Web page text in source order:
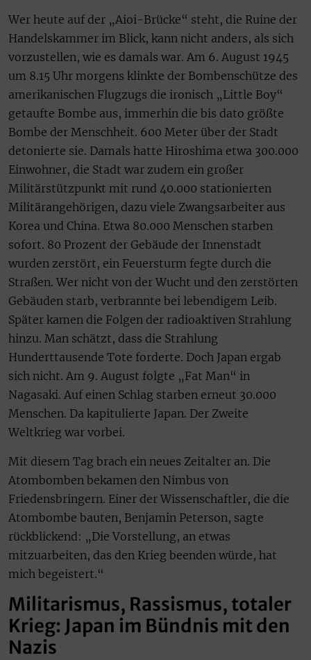
Wer heute auf der „Aioi-Brücke“ steht, die Ruine der
Handelskammer im Blick, kann nicht anders, als sich
vorzustellen, wie es damals war. Am 6. August 1945
um 8.15 Uhr morgens klinkte der Bombenschütze des
amerikanischen Flugzugs die ironisch „Little Boy“
getaufte Bombe aus, immerhin die bis dato größte
Bombe der Menschheit. 600 Meter über der Stadt
detonierte sie. Damals hatte Hiroshima etwa 300.000
Einwohner, die Stadt war zudem ein großer
Militärstützpunkt mit rund 40.000 stationierten
Militärangehörigen, dazu viele Zwangsarbeiter aus
Korea und China. Etwa 80.000 Menschen starben
sofort. 80 Prozent der Gebäude der Innenstadt
wurden zerstört, ein Feuersturm fegte durch die
Straßen. Wer nicht von der Wucht und den zerstörten
Gebäuden starb, verbrannte bei lebendigem Leib.
Später kamen die Folgen der radioaktiven Strahlung
hinzu. Man schätzt, dass die Strahlung
Hunderttausende Tote forderte. Doch Japan ergab
sich nicht. Am 9. August folgte „Fat Man“ in
Nagasaki. Auf einen Schlag starben erneut 30.000
Menschen. Da kapitulierte Japan. Der Zweite
Weltkrieg war vorbei.
Mit diesem Tag brach ein neues Zeitalter an. Die
Atombomben bekamen den Nimbus von
Friedensbringern. Einer der Wissenschaftler, die die
Atombombe bauten, Benjamin Peterson, sagte
rückblickend: „Die Vorstellung, an etwas
mitzuarbeiten, das den Krieg beenden würde, hat
mich begeistert.“
Militarismus, Rassismus, totaler
Krieg: Japan im Bündnis mit den
Nazis